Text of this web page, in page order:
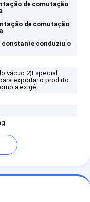
de comutação
de comutação
constante conduziu o
vácuo 2)Especial
exportar o produto.
a exigê